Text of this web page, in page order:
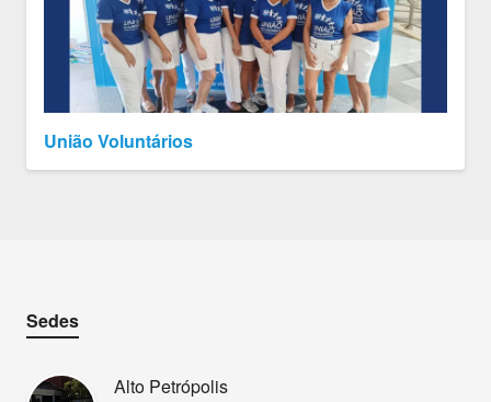
União Voluntários
Sedes
Alto Petrópolis